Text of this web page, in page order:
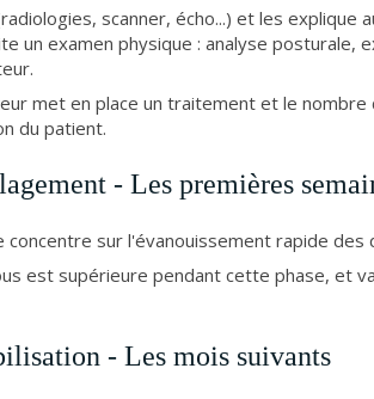
scanner, écho...) et les explique
un examen physique : analyse posturale,
met en place un traitement et le nombre
du patient.
- Les premières
concentre sur l'évanouissement rapide des
est supérieure pendant cette phase, et
- Les mois suivants